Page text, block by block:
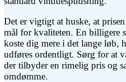
Det er vigtigt at huske, at
mål for kvaliteten. En billigere
koste dig mere i det lange løb,
udføres ordentligt. Sørg for at
der tilbyder en rimelig pris og
omdømme.